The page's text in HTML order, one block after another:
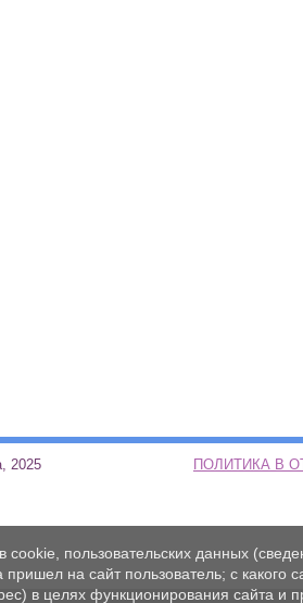
Гофмана, 2025
ПОЛИТИКА В
пользовательских данных
на сайт пользователь; с
в целях функционирования сайта и